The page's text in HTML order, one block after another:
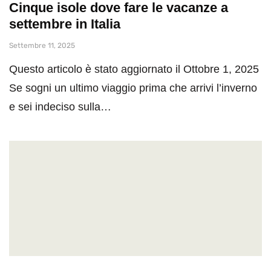
Cinque isole dove fare le vacanze a
settembre in Italia
Settembre 11, 2025
Questo articolo è stato aggiornato il Ottobre 1, 2025
Se sogni un ultimo viaggio prima che arrivi l’inverno
e sei indeciso sulla…